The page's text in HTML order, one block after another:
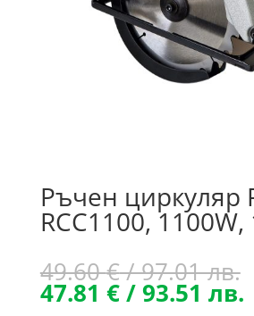
Ръчен циркуляр
RCC1100,
49.60€/ 97.01 лв.
47.81 €/ 93.51 лв.